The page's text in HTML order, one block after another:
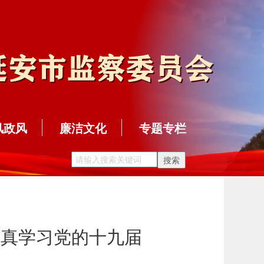
政风 廉洁文化 专题专栏
学习党的十九届